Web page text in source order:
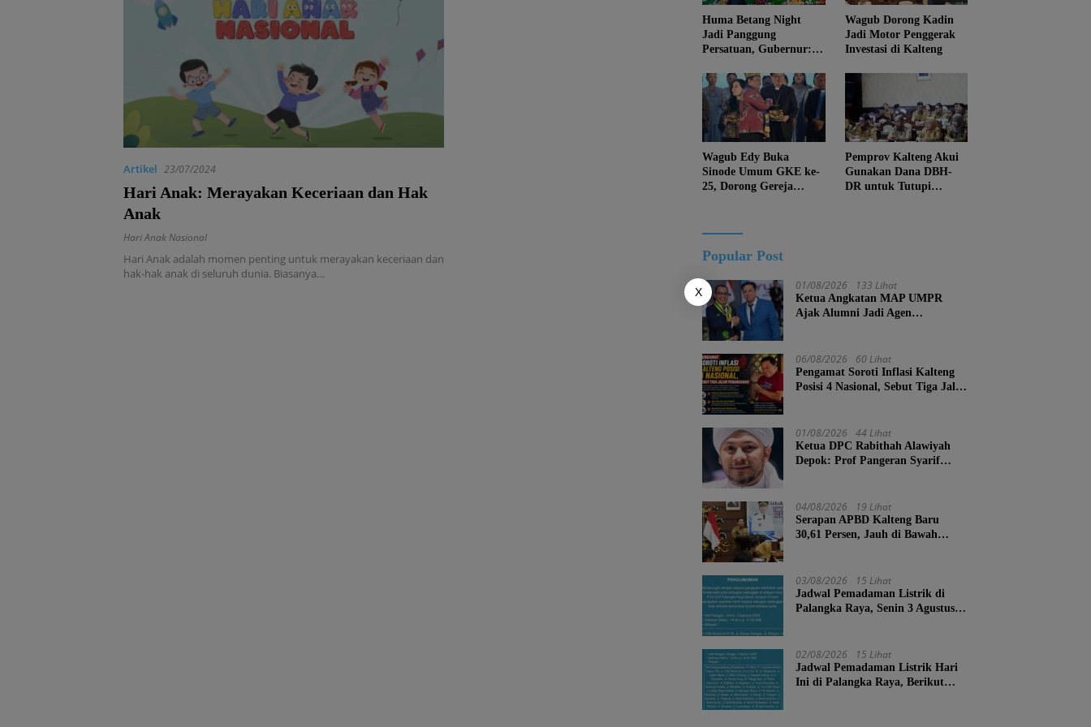
Artikel 23/07/2024
Hari Anak: Merayakan Keceriaan dan Hak
Anak
Hari Anak Nasional
Hari Anak adalah momen penting untuk merayakan keceriaan dan
hak-hak anak di seluruh dunia. Biasanya…
Huma Betang Night
Jadi Panggung
Persatuan, Gubernur:
Kemajuan Menghapus
Jati Diri Kalteng
Wagub Dorong Kadin
Jadi Motor Penggerak
Investasi di Kalteng
Wagub Edy Buka
Sinode Umum GKE ke-
25, Dorong Gereja
Pemprov Kalteng Akui
Gunakan Dana DBH-
DR untuk Tutupi
Popular Post
01/08/2026 133 Lihat
Ketua Angkatan MAP UMPR
Ajak Alumni Jadi Agen
06/08/2026 60 Lihat
Pengamat Soroti Inflasi Kalteng
Posisi 4 Nasional, Sebut Tiga Jalur
01/08/2026 44 Lihat
Ketua DPC Rabithah Alawiyah
Depok: Prof Pangeran Syarif
Menjadi Calon Ketua Umum
Rabitah Alawiyah
04/08/2026 19 Lihat
Serapan APBD Kalteng Baru
30,61 Persen, Jauh di Bawah
03/08/2026 15 Lihat
Jadwal Pemadaman Listrik di
Palangka Raya, Senin 3 Agustus
02/08/2026 15 Lihat
Jadwal Pemadaman Listrik Hari
Ini di Palangka Raya, Berikut
X